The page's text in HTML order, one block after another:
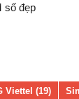
số đẹp
Viettel (19)